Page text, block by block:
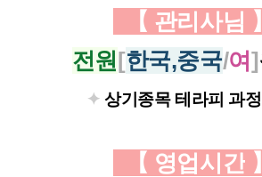
【 관리사님
전원 [한국,중국/여 ]
✦상기종목 테라피 과정
【 영업시간